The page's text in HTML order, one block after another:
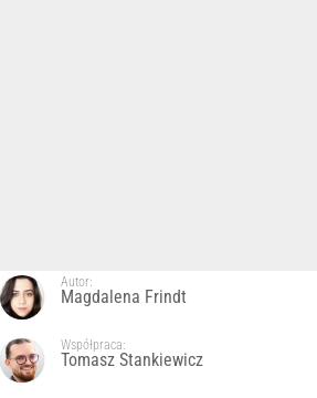
Autor:
Magdalena Frindt
Współpraca:
Tomasz Stankiewicz